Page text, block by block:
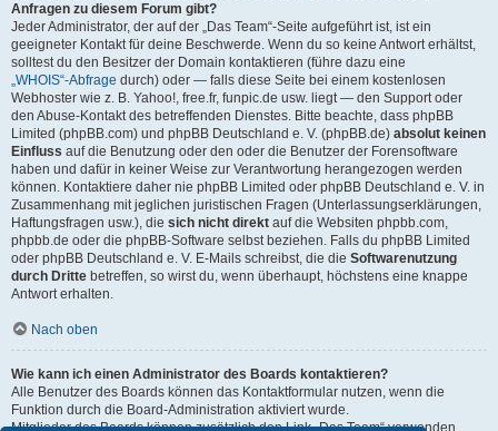
Anfragen zu diesem Forum gibt?
Jeder Administrator, der auf der „Das Team“-Seite aufgeführt ist, ist ein
geeigneter Kontakt für deine Beschwerde. Wenn du so keine Antwort erhältst,
solltest du den Besitzer der Domain kontaktieren (führe dazu eine
„WHOIS“-Abfrage durch) oder — falls diese Seite bei einem kostenlosen
Webhoster wie z. B. Yahoo!, free.fr, funpic.de usw. liegt — den Support oder
den Abuse-Kontakt des betreffenden Dienstes. Bitte beachte, dass phpBB
Limited (phpBB.com) und phpBB Deutschland e. V. (phpBB.de) absolut keinen
Einfluss auf die Benutzung oder den oder die Benutzer der Forensoftware
haben und dafür in keiner Weise zur Verantwortung herangezogen werden
können. Kontaktiere daher nie phpBB Limited oder phpBB Deutschland e. V. in
Zusammenhang mit jeglichen juristischen Fragen (Unterlassungserklärungen,
Haftungsfragen usw.), die sich nicht direkt auf die Websiten phpbb.com,
phpbb.de oder die phpBB-Software selbst beziehen. Falls du phpBB Limited
oder phpBB Deutschland e. V. E-Mails schreibst, die die Softwarenutzung
durch Dritte betreffen, so wirst du, wenn überhaupt, höchstens eine knappe
Antwort erhalten.
Nach oben
Wie kann ich einen Administrator des Boards kontaktieren?
Alle Benutzer des Boards können das Kontaktformular nutzen, wenn die
Funktion durch die Board-Administration aktiviert wurde.
Mitglieder des Boards können zusätzlich den Link „Das Team“ verwenden.